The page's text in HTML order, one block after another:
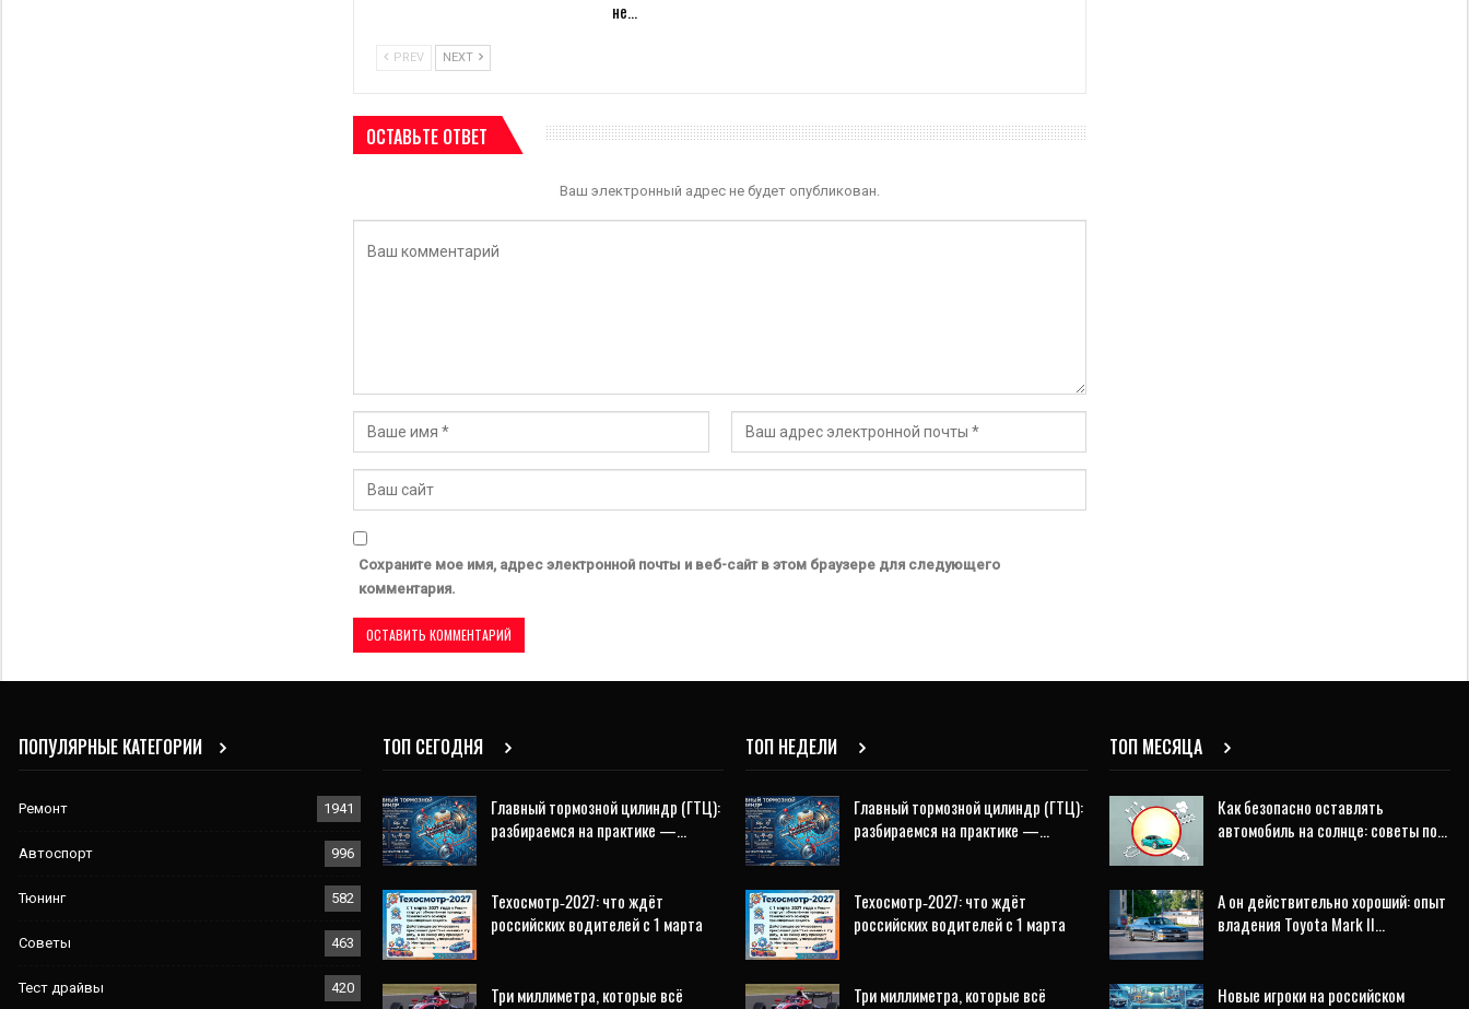
не…
PREV NEXT
ОСТАВЬТЕ ОТВЕТ
Ваш электронный адрес не будет опубликован.
Сохраните мое имя, адрес электронной почты и веб-сайт в этом браузере для следующего
комментария.
ПОПУЛЯРНЫЕ КАТЕГОРИИ
Ремонт 1941
Автоспорт 996
Тюнинг 582
Советы 463
Тест драйвы 420
ТОП СЕГОДНЯ
Главный тормозной цилиндр (ГТЦ):
разбираемся на практике —…
Техосмотр‑2027: что ждёт
российских водителей с 1 марта
Три миллиметра, которые всё
ТОП НЕДЕЛИ
Главный тормозной цилиндр (ГТЦ):
разбираемся на практике —…
Техосмотр‑2027: что ждёт
российских водителей с 1 марта
Три миллиметра, которые всё
ТОП МЕСЯЦА
Как безопасно оставлять
автомобиль на солнце: советы по…
А он действительно хороший: опыт
владения Toyota Mark II…
Новые игроки на российском